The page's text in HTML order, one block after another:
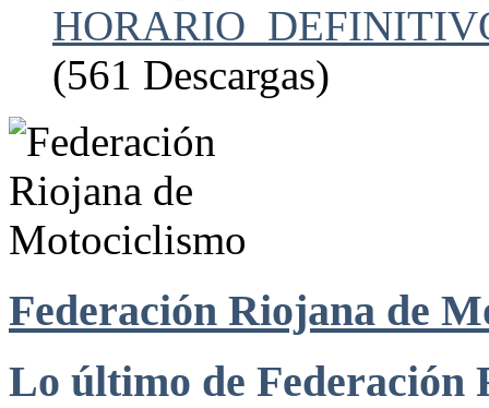
(561 Descargas)
Federación Riojana de
Lo último de Federación